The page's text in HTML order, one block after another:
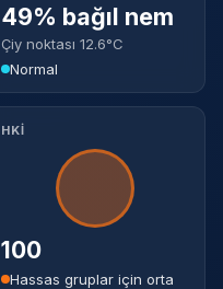
49% bağıl nem
Çiy noktası 12.6°C
Normal
HKİ
100
Hassas gruplar için orta